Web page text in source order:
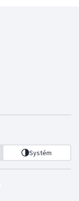
Systém